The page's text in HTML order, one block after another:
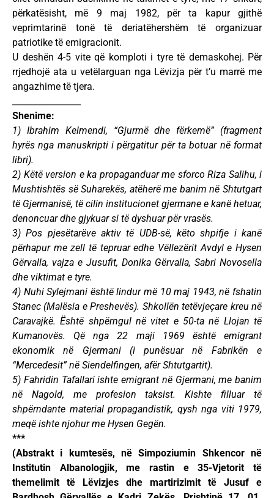
përkatësisht, më 9 maj 1982, për ta kapur gjithë
veprimtarinë tonë të deriatëhershëm të organizuar
patriotike të emigracionit.
U deshën 4-5 vite që komploti i tyre të demaskohej. Për
rrjedhojë ata u vetëlarguan nga Lëvizja për t’u marrë me
angazhime të tjera.
Shenime:
1) Ibrahim Kelmendi, “Gjurmë dhe fërkemë” (fragment
hyrës nga manuskripti i përgatitur për ta botuar në format
libri).
2) Këtë version e ka propaganduar me sforco Riza Salihu, i
Mushtishtës së Suharekës, atëherë me banim në Shtutgart
të Gjermanisë, të cilin institucionet gjermane e kanë hetuar,
denoncuar dhe gjykuar si të dyshuar për vrasës.
3) Pos pjesëtarëve aktiv të UDB-së, këto shpifje i kanë
përhapur me zell të tepruar edhe Vëllezërit Avdyl e Hysen
Gërvalla, vajza e Jusufit, Donika Gërvalla, Sabri Novosella
dhe viktimat e tyre.
4) Nuhi Sylejmani është lindur më 10 maj 1943, në fshatin
Stanec (Malësia e Preshevës). Shkollën tetëvjeçare kreu në
Caravajkë. Është shpërngul në vitet e 50-ta në Llojan të
Kumanovës. Që nga 22 maji 1969 është emigrant
ekonomik në Gjermani (i punësuar në Fabrikën e
“Mercedesit” në Siendelfingen, afër Shtutgartit).
5) Fahridin Tafallari ishte emigrant në Gjermani, me banim
në Nagold, me profesion taksist. Kishte filluar të
shpërndante material propagandistik, qysh nga viti 1979,
meqë ishte njohur me Hysen Gegën.
***
(Abstrakt i kumtesës, në Simpoziumin Shkencor në
Institutin Albanologjik, me rastin e 35-Vjetorit të
themelimit të Lëvizjes dhe martirizimit të Jusuf e